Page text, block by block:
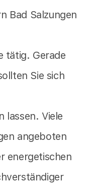
Bad Salzungen
tätig. Gerade
Sie sich
lassen. Viele
angeboten
energetischen